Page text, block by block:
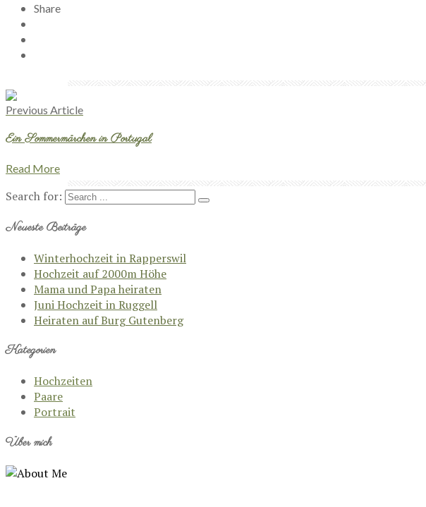
Share
Previous Article
Ein Sommermärchen in Portugal
Read More
Search for:
Neueste Beiträge
Winterhochzeit in Rapperswil
Hochzeit auf 2000m Höhe
Mama und Papa heiraten
Juni Hochzeit in Ruggell
Heiraten auf Burg Gutenberg
Kategorien
Hochzeiten
Paare
Portrait
Über mich